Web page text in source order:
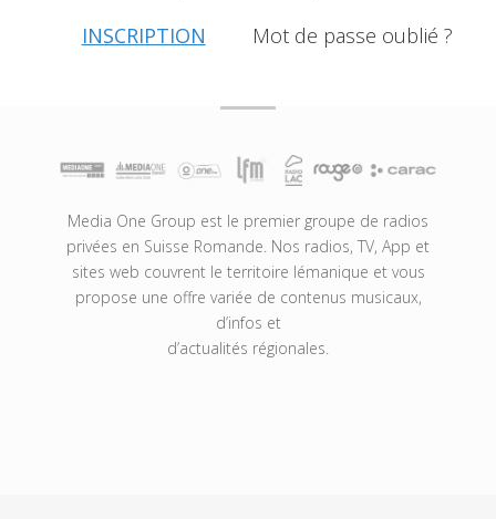
INSCRIPTION Mot de passe oublié ?
Media One Group est le premier groupe de radios
privées en Suisse Romande. Nos radios, TV, App et
sites web couvrent le territoire lémanique et vous
propose une offre variée de contenus musicaux,
d’infos et
d’actualités régionales.